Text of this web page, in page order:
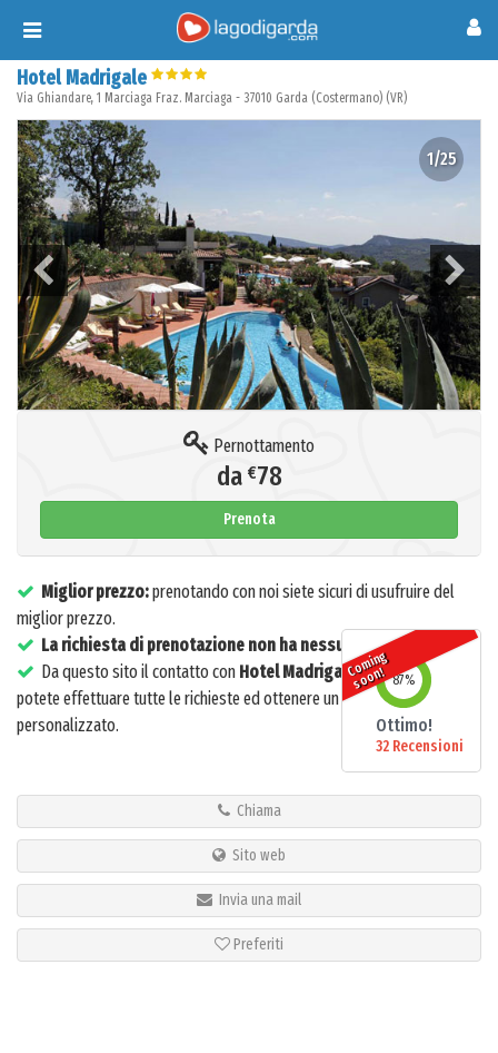
Toggle
navigation
Hotel Madrigale
Via Ghiandare, 1 Marciaga Fraz. Marciaga - 37010 Garda (Costermano) (VR)
1/25
Pernottamento
da €78
Prenota
Miglior prezzo:prenotando con noi siete sicuri di usufruire del
miglior prezzo.
La richiesta di prenotazione non ha nessun costo
Da questo sito il contatto con Hotel Madrigaleè diretto: da qui
potete effettuare tutte le richieste ed ottenere un servizio
personalizzato.
87%
Ottimo!
32 Recensioni
C
o
mi
n
g
s
o
o
n!
Chiama
Sito web
Invia una mail
Preferiti